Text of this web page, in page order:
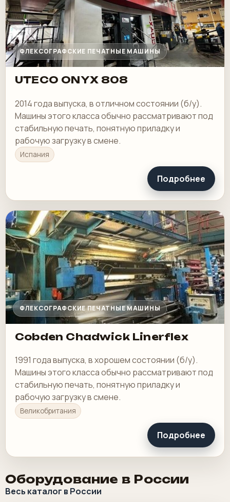
ФЛЕКСОГРАФСКИЕ ПЕЧАТНЫЕ МАШИНЫ
UTECO ONYX 808
2014 года выпуска, в отличном состоянии (б/у).
Машины этого класса обычно рассматривают под
стабильную печать, понятную приладку и
рабочую загрузку в смене.
Испания
Подробнее
ФЛЕКСОГРАФСКИЕ ПЕЧАТНЫЕ МАШИНЫ
Cobden Chadwick Linerflex
1991 года выпуска, в хорошем состоянии (б/у).
Машины этого класса обычно рассматривают под
стабильную печать, понятную приладку и
рабочую загрузку в смене.
Великобритания
Подробнее
Оборудование в России
Весь каталог в России